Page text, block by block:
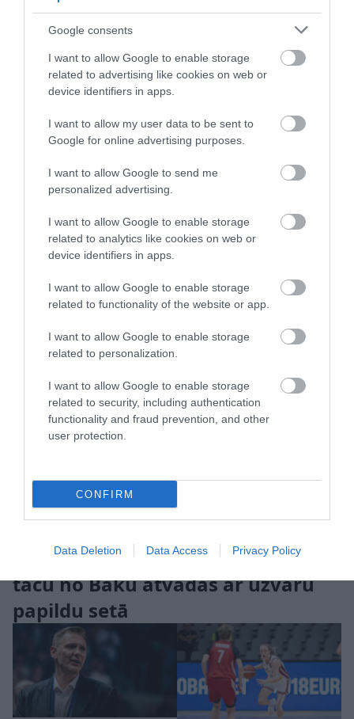
Google consents
I want to allow Google to enable storage
related to advertising like cookies on web or
device identifiers in apps.
I want to allow my user data to be sent to
Google for online advertising purposes.
I want to allow Google to send me
personalized advertising.
I want to allow Google to enable storage
related to analytics like cookies on web or
device identifiers in apps.
I want to allow Google to enable storage
related to functionality of the website or app.
I want to allow Google to enable storage
related to personalization.
I want to allow Google to enable storage
related to security, including authentication
functionality and fraud prevention, and other
user protection.
CONFIRM
Data Deletion Data Access Privacy Policy
vēlreiz piekāpjas Azerbaidžānai,
taču no Baku atvadās ar uzvaru
papildu setā